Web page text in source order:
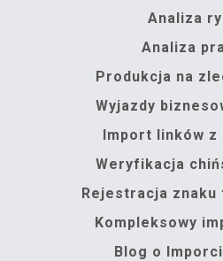
Analiza
Analiza
Produkcja na
Wyjazdy
Import linków z
Weryfikacja
Rejestracja znaku
Kompleksowy
Blog o